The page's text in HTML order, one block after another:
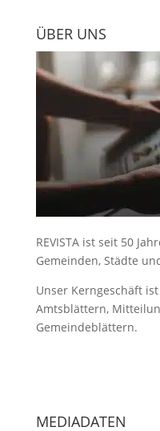
ÜBER UNS
REVISTA ist seit 50
Gemeinden, Städte
Unser Kerngeschäft
Amtsblättern,
Gemeindeblättern.
MEDIADATEN